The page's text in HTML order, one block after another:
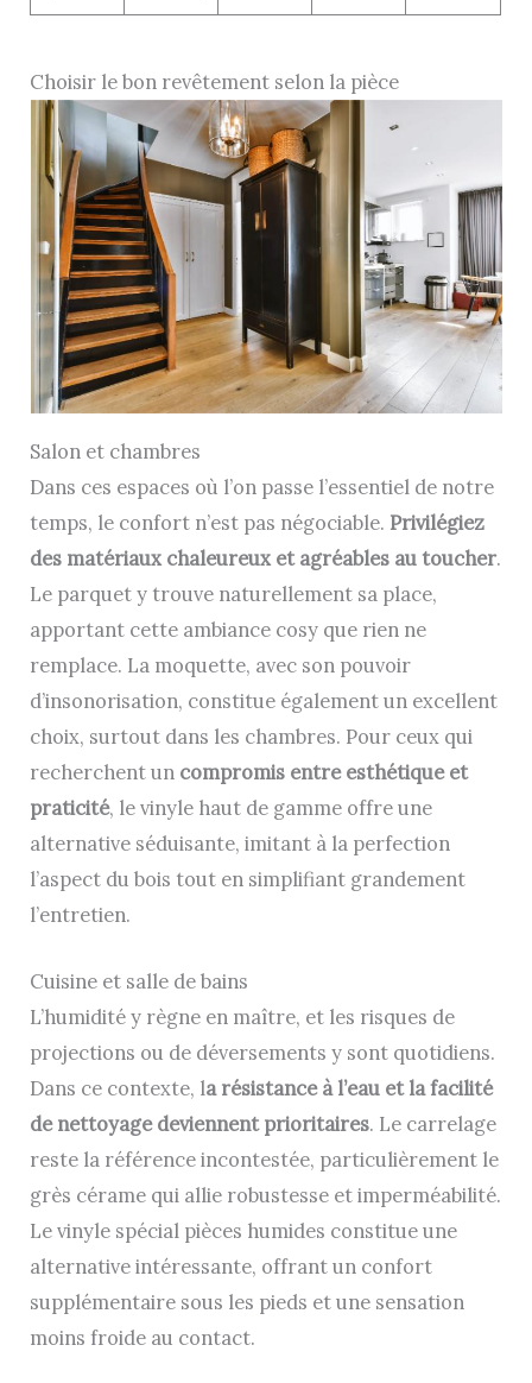
Choisir le bon revêtement selon la pièce
Salon et chambres
Dans ces espaces où l’on passe l’essentiel de notre
temps, le confort n’est pas négociable. Privilégiez
des matériaux chaleureux et agréables au toucher.
Le parquet y trouve naturellement sa place,
apportant cette ambiance cosy que rien ne
remplace. La moquette, avec son pouvoir
d’insonorisation, constitue également un excellent
choix, surtout dans les chambres. Pour ceux qui
recherchent un compromis entre esthétique et
praticité, le vinyle haut de gamme offre une
alternative séduisante, imitant à la perfection
l’aspect du bois tout en simplifiant grandement
l’entretien.
Cuisine et salle de bains
L’humidité y règne en maître, et les risques de
projections ou de déversements y sont quotidiens.
Dans ce contexte, la résistance à l’eau et la facilité
de nettoyage deviennent prioritaires. Le carrelage
reste la référence incontestée, particulièrement le
grès cérame qui allie robustesse et imperméabilité.
Le vinyle spécial pièces humides constitue une
alternative intéressante, offrant un confort
supplémentaire sous les pieds et une sensation
moins froide au contact.